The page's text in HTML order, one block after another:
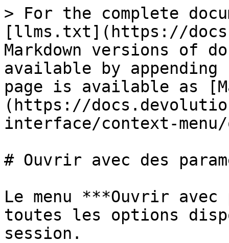
> For the complete
[llms.txt](https://
Markdown versions of
available by
page is available as
(https://
interface/context-
# Ouvrir avec des
Le menu ***Ouvrir avec
toutes les options
session.